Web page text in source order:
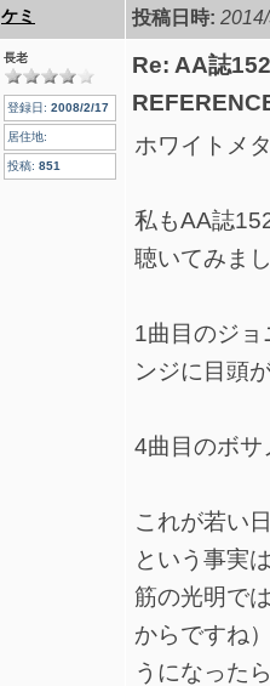
ケミ 投稿日時:
長老
登録日: 2008/2/17
居住地:
投稿: 851
Re: AA誌
ホワイトメ
私もAA誌
聴いてみま
1曲目のジ
ンジに目頭
4曲目のボサ
これが若い
という事実
筋の光明で
からですね
うになった